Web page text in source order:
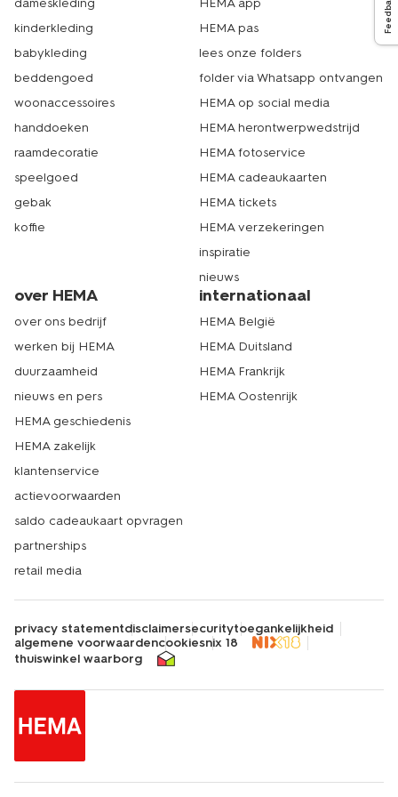
Feedback
dameskleding
kinderkleding
babykleding
beddengoed
woonaccessoires
handdoeken
raamdecoratie
speelgoed
gebak
koffie
HEMA app
HEMA pas
lees onze folders
folder via Whatsapp ontvangen
HEMA op social media
HEMA herontwerpwedstrijd
HEMA fotoservice
HEMA cadeaukaarten
HEMA tickets
HEMA verzekeringen
inspiratie
nieuws
over HEMA
over ons bedrijf
werken bij HEMA
duurzaamheid
nieuws en pers
HEMA geschiedenis
HEMA zakelijk
klantenservice
actievoorwaarden
saldo cadeaukaart opvragen
partnerships
retail media
internationaal
HEMA België
HEMA Duitsland
HEMA Frankrijk
HEMA Oostenrijk
privacy statementdisclaimersecuritytoegankelijkheid
algemene voorwaardencookiesnix 18
thuiswinkel waarborg